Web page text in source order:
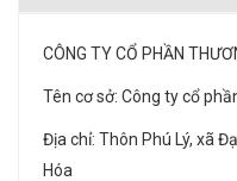
CÔNG TY CỔ PHẦN
Tên cơ sở: Công ty cổ
Địa chỉ: Thôn Phú Lý, xã
Hóa